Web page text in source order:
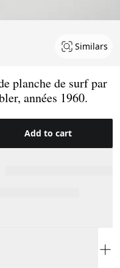
Similars
planche de surf par
années 1960.
Add to cart